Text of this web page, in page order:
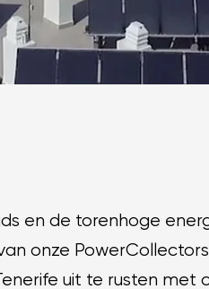
en de torenhoge
onze
uit te rusten met